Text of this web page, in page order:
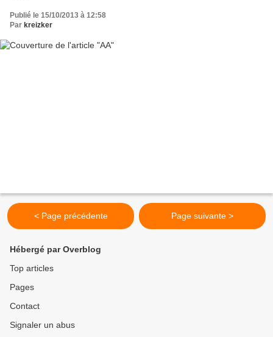
Publié le 15/10/2013 à 12:58
Par kreizker
< Page précédente Page suivante >
Hébergé par Overblog
Top articles
Pages
Contact
Signaler un abus